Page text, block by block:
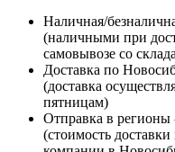
Наличная/
(наличными при
самовывозе со
Доставка по
(доставка
пятницам)
Отправка в регионы
(стоимость